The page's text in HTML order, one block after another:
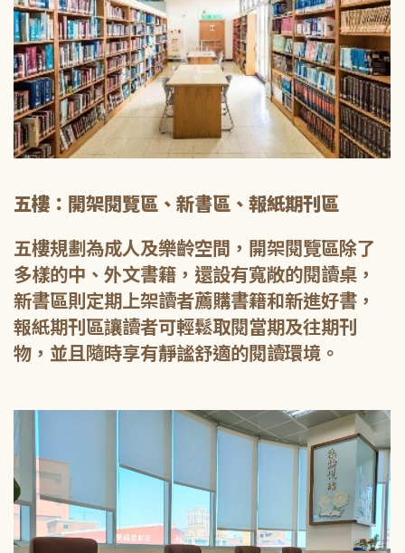
五樓：開架閱覽區、新書區、報紙期刊區
五樓規劃為成人及樂齡空間，開架閱覽區除了
多樣的中、外文書籍，還設有寬敞的閱讀桌，
新書區則定期上架讀者薦購書籍和新進好書，
報紙期刊區讓讀者可輕鬆取閱當期及往期刊
物，並且隨時享有靜謐舒適的閱讀環境。